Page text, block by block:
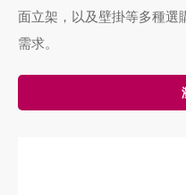
面立架，以及壁掛等多種選
需求。